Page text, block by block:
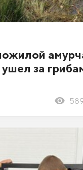
за